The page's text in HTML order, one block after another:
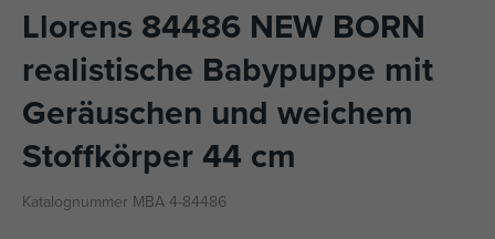
Llorens 84486 NEW BORN
realistische Babypuppe mit
Geräuschen und weichem
Stoffkörper 44 cm
Katalognummer MBA 4-84486